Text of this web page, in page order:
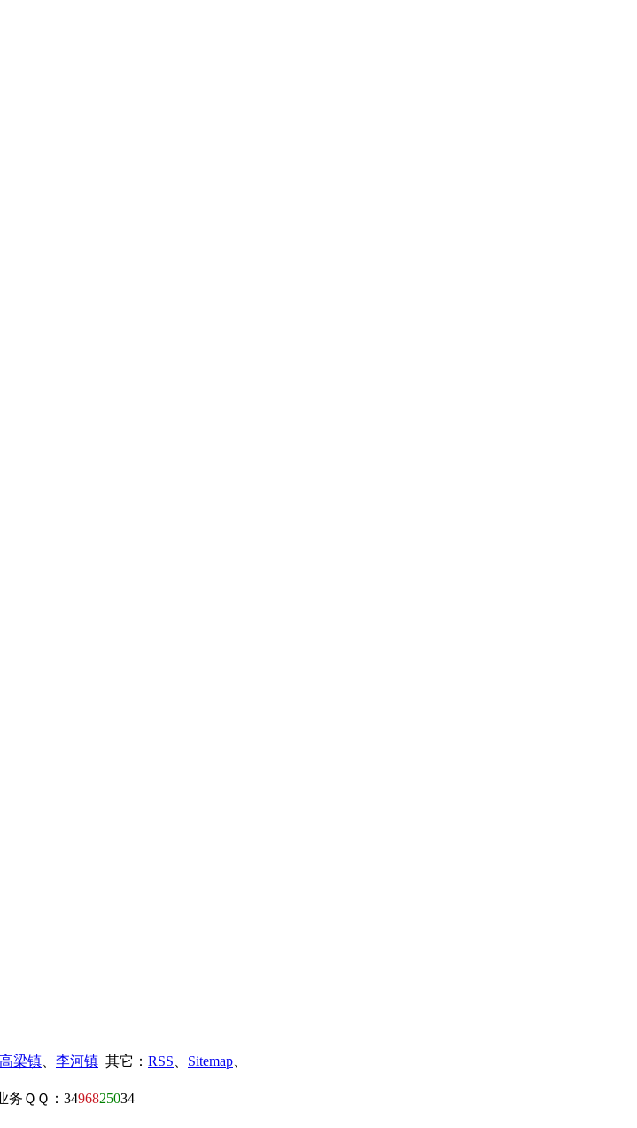
高梁镇 李河镇 其它： RSS Sitemap
务ＱＱ：3496825034